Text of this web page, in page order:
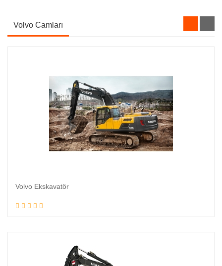
Volvo Camları
Volvo Ekskavatör